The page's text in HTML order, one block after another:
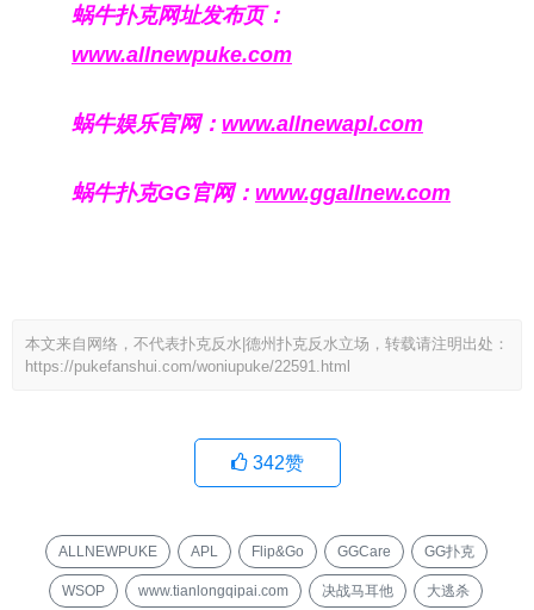
蜗牛扑克网址发布页：
www.allnewpuke.com
蜗牛娱乐官网： www.allnewapl.com
蜗牛扑克GG官网： www.ggallnew.com
本文来自网络，不代表扑克反水|德州扑克反水立场，转载请注明出处：
https://pukefanshui.com/woniupuke/22591.html
342赞
ALLNEWPUKE APL Flip&Go GGCare GG扑克
WSOP www.tianlongqipai.com 决战马耳他 大逃杀